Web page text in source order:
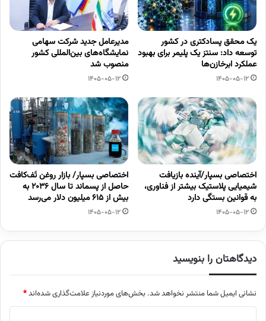
یک محقق پسادکتری در کشور
توسعه داد: سنتز یک پلیمر برای بهبود
عملکرد ابرخازن‌ها
1405-05-12
مدیرعامل جدید شرکت سهامی
نمایشگاه‌های بین‌المللی کشور
منصوب شد
1405-05-12
اختصاصی بسپار/آینده بازیافت
شیمیایی پلاستیک بیشتر از فناوری،
به قوانین بستگی دارد
1405-05-12
اختصاصی بسپار/ بازار روغن تَف‌کافت
حاصل از پسماند تا سال ۲۰۳۶ به
بیش از ۶۱۵ میلیون دلار می‌رسد
1405-05-12
دیدگاهتان را بنویسید
نشانی ایمیل شما منتشر نخواهد شد. بخش‌های موردنیاز علامت‌گذاری شده‌اند*